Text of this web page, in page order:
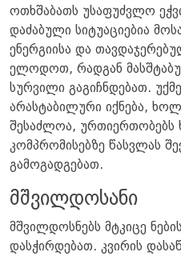
ოთხშაბათს უსაფუძვლო
დაძაბული სიტუაციებია
ენერგიისა და
ელოდოთ, რადგან
სურვილი გაგიჩნდებათ.
არასტაბილური იქნება,
შესაძლოა, ურთიერთობებს
კომპრომისებზე წასვლას
გამოგადგებათ.
მშვილდოსანი
მშვილდოსნებს მტკიცე
დასჭირდებათ. კვირის